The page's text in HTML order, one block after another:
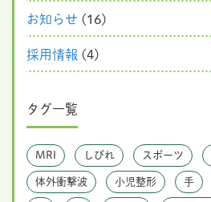
お知らせ (16)
採用情報 (4)
タグ一覧
MRI しびれ スポーツ
体外衝撃波 小児整形 手